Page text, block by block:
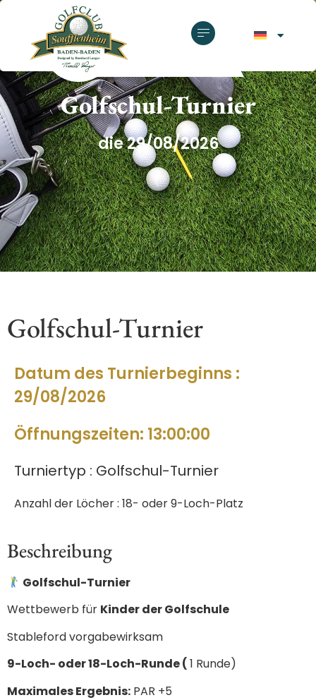
Golfschul-Turnier
die 29/08/2026
Golfschul-Turnier
Datum des Turnierbeginns :
29/08/2026
Öffnungszeiten: 13:00:00
Turniertyp : Golfschul-Turnier
Anzahl der Löcher : 18- oder 9-Loch-Platz
Beschreibung
Golfschul-Turnier
Wettbewerb für Kinder der Golfschule
Stableford vorgabewirksam
9-Loch- oder 18-Loch-Runde (1 Runde)
Maximales Ergebnis: PAR +5